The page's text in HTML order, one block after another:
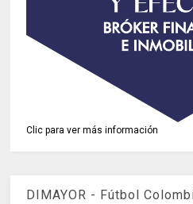
Clic para ver más información
DIMAYOR - Fútbol